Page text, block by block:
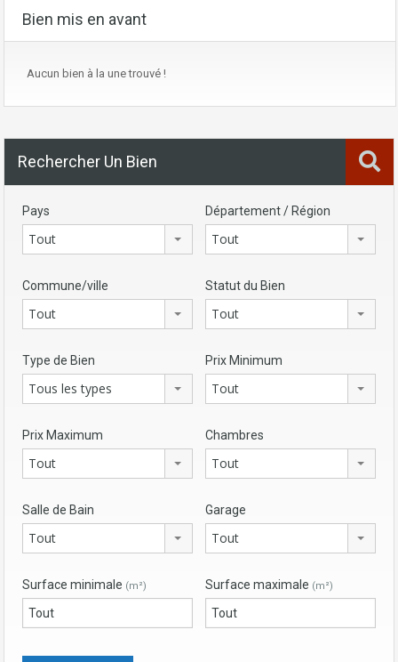
Bien mis en avant
Aucun bien à la une trouvé !
Rechercher Un Bien
Pays
Tout
Département / Région
Tout
Commune/ville
Tout
Statut du Bien
Tout
Type de Bien
Tous les types
Prix Minimum
Tout
Prix Maximum
Tout
Chambres
Tout
Salle de Bain
Tout
Garage
Tout
Surface minimale (m²) Surface maximale (m²)